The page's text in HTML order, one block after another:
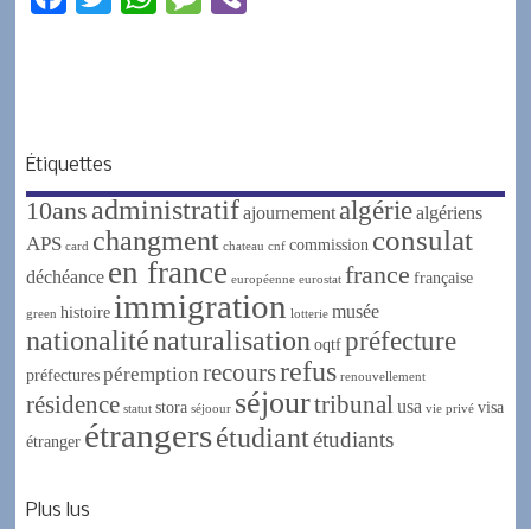
o
o
k
e
r
p
p
e
Étiquettes
10ans administratifajournement algériealgériens
APS card changment chateau cnf commission consulat
déchéance en france européenne eurostat france française
green histoire immigration lotterie musée
nationaliténaturalisation oqtf préfecture
préfectures péremption recoursrefus renouvellement
résidence statut stora séjoour séjourtribunal usa vie privé visa
étranger étrangersétudiantétudiants
Plus lus